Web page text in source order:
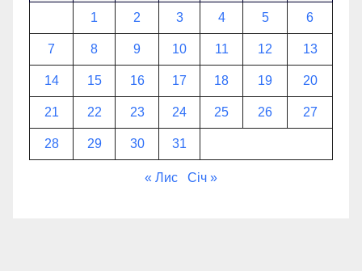
1 2 3 4 5 6
7 8 9 10 11 12 13
14 15 16 17 18 19 20
21 22 23 24 25 26 27
28 29 30 31
« Лис Січ »